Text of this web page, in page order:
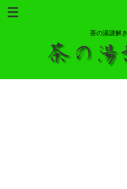
茶の湯謎解き